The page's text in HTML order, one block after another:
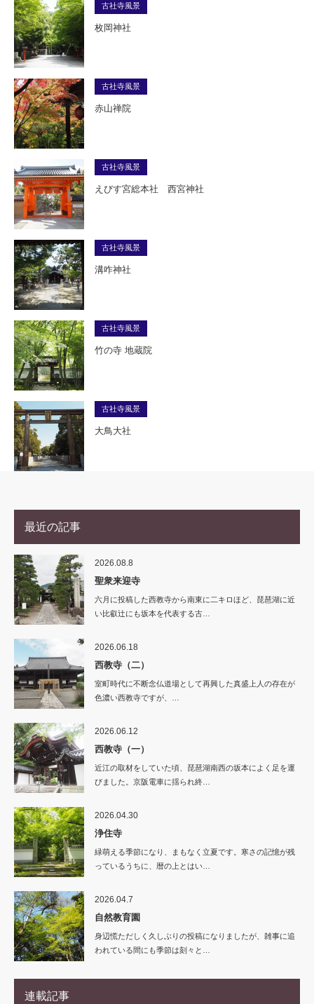
古社寺風景
枚岡神社
古社寺風景
赤山禅院
古社寺風景
えびす宮総本社 西宮神社
古社寺風景
溝咋神社
古社寺風景
竹の寺 地蔵院
古社寺風景
大鳥大社
最近の記事
2026.08.8
聖衆来迎寺
六月に投稿した西教寺から南東に二キロほど、琵琶湖に近
い比叡辻にも坂本を代表する古…
2026.06.18
西教寺（二）
室町時代に不断念仏道場として再興した真盛上人の存在が
色濃い西教寺ですが、…
2026.06.12
西教寺（一）
近江の取材をしていた頃、琵琶湖南西の坂本によく足を運
びました。京阪電車に揺られ終…
2026.04.30
浄住寺
緑萌える季節になり、まもなく立夏です。寒さの記憶が残
っているうちに、暦の上とはい…
2026.04.7
自然教育園
身辺慌ただしく久しぶりの投稿になりましたが、雑事に追
われている間にも季節は刻々と…
連載記事